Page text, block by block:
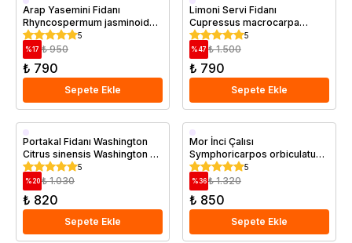
Saksıda
Arap Yasemini Fidanı
Rhyncospermum jasminoides
Star
5
%17 ₺ 950
₺ 790
Sepete Ekle
Saksıda
Limoni Servi Fidanı
Cupressus macrocarpa
Goldcrest 40 60 cm Saksıda
5
%47 ₺ 1.500
₺ 790
Sepete Ekle
Aşılı
Saksıda
Portakal Fidanı Washington
Citrus sinensis Washington 80
100 cm Saksıda
5
%20 ₺ 1.030
₺ 820
Sepete Ekle
Saksıda
Mor İnci Çalısı
Symphoricarpos orbiculatus
Coral Berry 80 100 cm
5
%36 ₺ 1.320
₺ 850
Sepete Ekle